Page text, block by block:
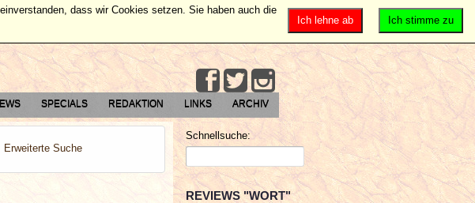
SPECIALS REDAKTION LINKS ARCHIV
Erweiterte Suche
Schnellsuche:
REVIEWS "WORT"
Ich stimme zu
Ich lehne ab
dass wir Cookies setzen. Sie haben auch die